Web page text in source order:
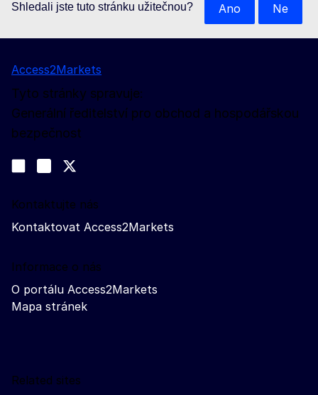
Shledali jste tuto stránku užitečnou? Ano Ne
Access2Markets
Tyto stránky spravuje:
Generální ředitelství pro obchod a hospodářskou
bezpečnost
Join us on LinkedIn
Trade-Off podcast
Kontaktujte nás
Kontaktovat Access2Markets
Informace o nás
O portálu Access2Markets
Mapa stránek
Related sites